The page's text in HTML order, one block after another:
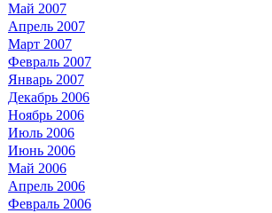
Май 2007
Апрель 2007
Март 2007
Февраль 2007
Январь 2007
Декабрь 2006
Ноябрь 2006
Июль 2006
Июнь 2006
Май 2006
Апрель 2006
Февраль 2006